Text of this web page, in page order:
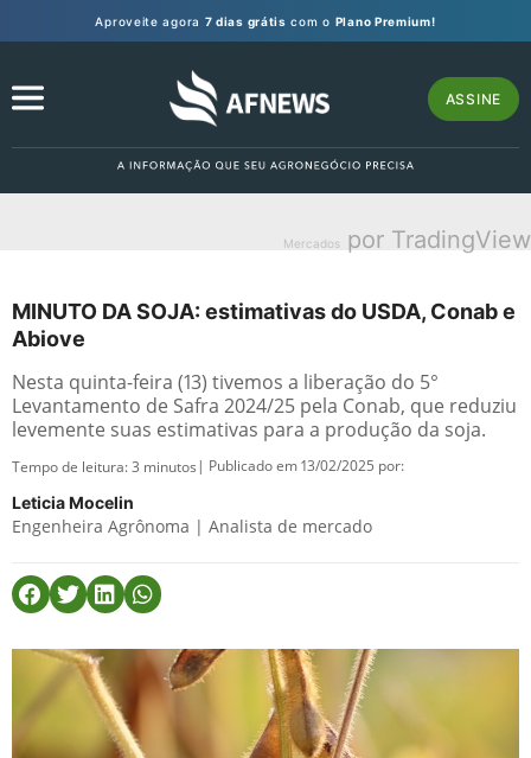
Aproveite agora 7 dias grátis com o Plano Premium!
ASSINE
Mercados por TradingView
MINUTO DA SOJA: estimativas do USDA, Conab e
Abiove
Nesta quinta-feira (13) tivemos a liberação do 5°
Levantamento de Safra 2024/25 pela Conab, que reduziu
levemente suas estimativas para a produção da soja.
Tempo de leitura:3 minutos | Publicado em 13/02/2025 por:
Leticia Mocelin
Engenheira Agrônoma | Analista de mercado